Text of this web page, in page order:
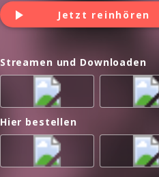
Jetzt reinhören
Streamen und Downloaden
Hier bestellen